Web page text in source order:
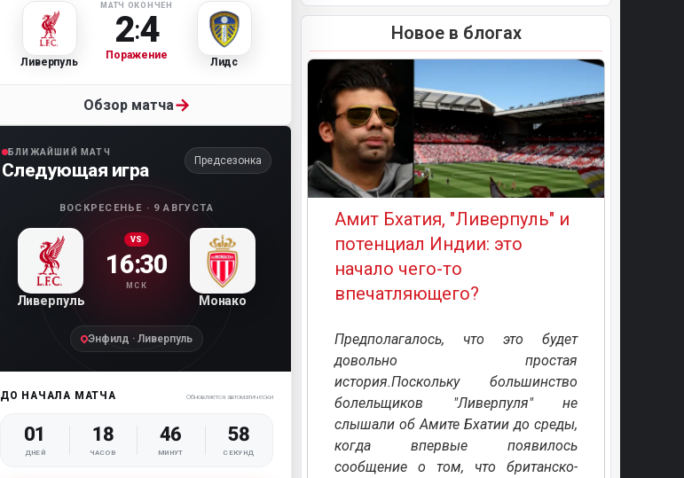
Ливерпуль
МАТЧ ОКОНЧЕН
2:4
Поражение
Лидс
Обзор матча→
БЛИЖАЙШИЙ МАТЧ
Следующая игра Предсезонка
ВОСКРЕСЕНЬЕ · 9 АВГУСТА
Ливерпуль
VS
16:30
МСК
Монако
Энфилд · Ливерпуль
ДО НАЧАЛА МАТЧА Обновляется автоматически
01
ДНЕЙ
18
ЧАСОВ
46
МИНУТ
56
СЕКУНД
Новое в блогах
Амит Бхатия, "Ливерпуль" и
потенциал Индии: это
начало чего-то
впечатляющего?
Предполагалось, что это будет
довольно простая
история.Поскольку большинство
болельщиков "Ливерпуля" не
слышали об Амите Бхатии до среды,
когда впервые появилось
сообщение о том, что британско-